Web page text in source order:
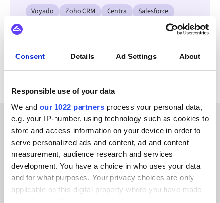
Consent Details Ad Settings About
Responsible use of your data
We and our 1022 partners process your personal data,
e.g. your IP-number, using technology such as cookies to
store and access information on your device in order to
serve personalized ads and content, ad and content
measurement, audience research and services
development. You have a choice in who uses your data
and for what purposes. Your privacy choices are only
applicable on this digital property where you have made
Voyado Zoho CRM Centra
Salesforce
Optimizely
KUNDBERÄTTELSER
Hear from our satisfied
customers